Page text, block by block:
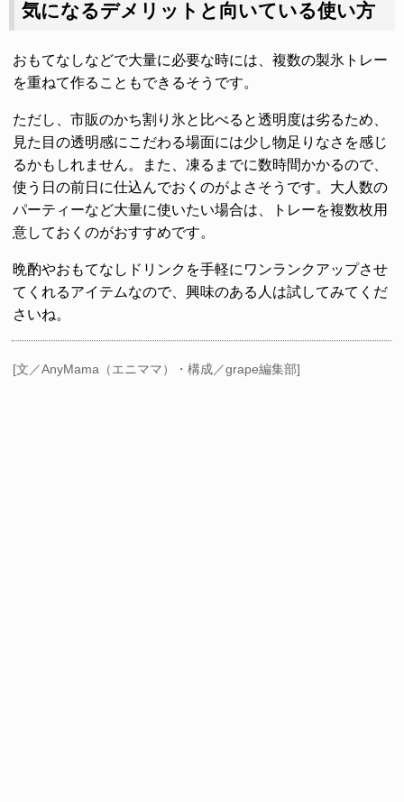
気になるデメリットと向いている使い方
おもてなしなどで大量に必要な時には、複数の製氷トレー
を重ねて作ることもできるそうです。
ただし、市販のかち割り氷と比べると透明度は劣るため、
見た目の透明感にこだわる場面には少し物足りなさを感じ
るかもしれません。また、凍るまでに数時間かかるので、
使う日の前日に仕込んでおくのがよさそうです。大人数の
パーティーなど大量に使いたい場合は、トレーを複数枚用
意しておくのがおすすめです。
晩酌やおもてなしドリンクを手軽にワンランクアップさせ
てくれるアイテムなので、興味のある人は試してみてくだ
さいね。
[文／AnyMama（エニママ）・構成／grape編集部]